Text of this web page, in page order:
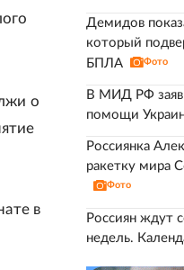
о
в
Демидов
который
БПЛА
Фото
В МИД РФ
помощи
Россиянка
ракетку мира
Фото
Россиян ждут
недель.